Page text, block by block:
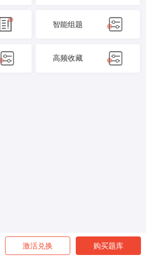
智能组题
高频收藏
激活兑换 购买题库